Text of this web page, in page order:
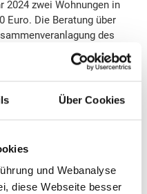
Über Cookies
und Webanalyse
diese Webseite besser
zwei Wohnungen in
Euro. Die Beratung über
des
2024 möglich.
Müller die Miete auf
der
gewesen. Ab
beraten lassen.